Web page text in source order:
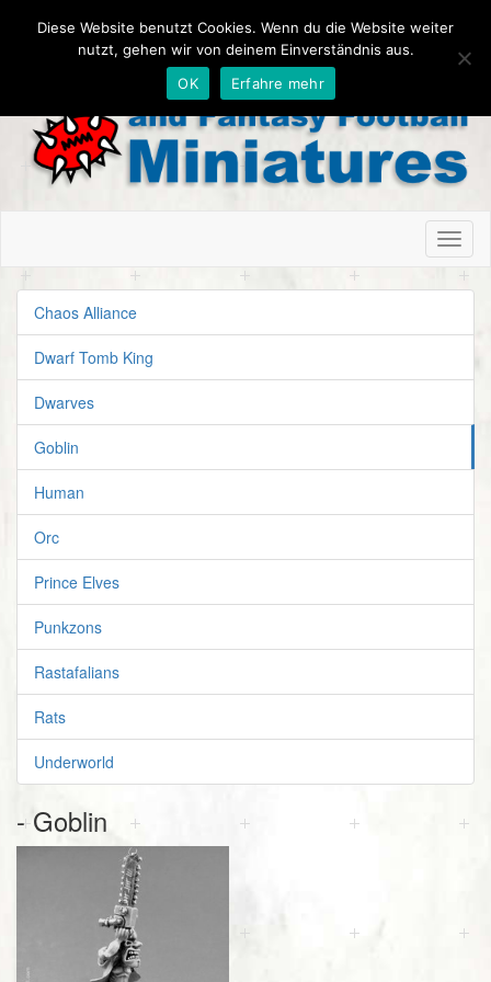
Chaos Alliance
Dwarf Tomb King
Dwarves
Goblin
Human
Orc
Prince Elves
Punkzons
Rastafalians
Rats
Underworld
- Goblin
Diese Website benutzt Cookies. Wenn du die Website weiter
nutzt, gehen wir von deinem Einverständnis aus.
OK
Erfahre mehr